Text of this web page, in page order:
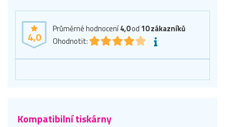
4,0
Průměrné hodnocení4,0od 10zákazníků
Ohodnotit:
Kompatibilní tiskárny